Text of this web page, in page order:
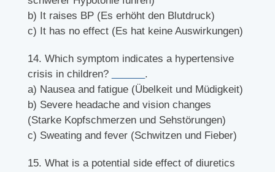
b) It raises BP (Es erhöht den Blutdruck)
c) It has no effect (Es hat keine Auswirkungen)
14. Which symptom indicates a hypertensive
crisis in children?
.
a) Nausea and fatigue (Übelkeit und Müdigkeit)
b) Severe headache and vision changes
(Starke Kopfschmerzen und Sehstörungen)
c) Sweating and fever (Schwitzen und Fieber)
15. What is a potential side effect of diuretics